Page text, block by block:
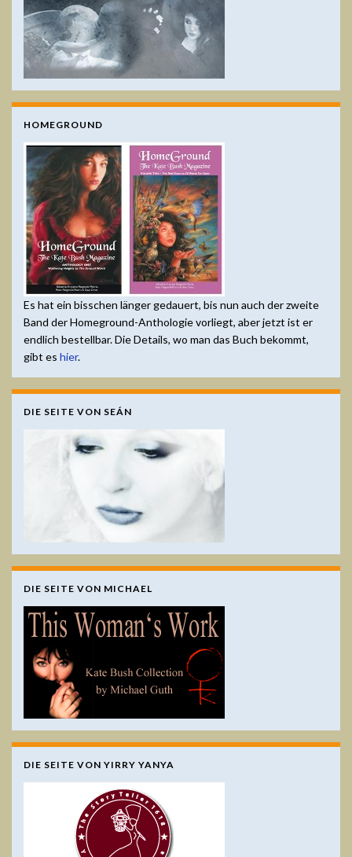
HOMEGROUND
Es hat ein bisschen länger gedauert, bis nun auch der zweite
Band der Homeground-Anthologie vorliegt, aber jetzt ist er
endlich bestellbar. Die Details, wo man das Buch bekommt,
gibt es hier.
DIE SEITE VON SEÁN
DIE SEITE VON MICHAEL
DIE SEITE VON YIRRY YANYA